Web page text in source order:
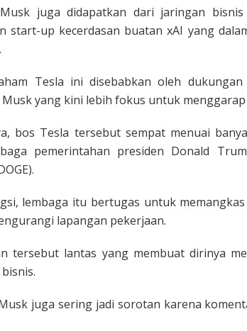
Musk juga didapatkan dari jaringan
start-up kecerdasan buatan xAI yang
Tesla ini disebabkan oleh
yang kini lebih fokus untuk
bos Tesla tersebut sempat menuai
pemerintahan presiden Donald
lembaga itu bertugas untuk
lapangan pekerjaan.
tersebut lantas yang membuat dirinya
juga sering jadi sorotan karena